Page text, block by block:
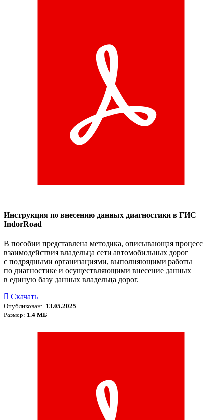
Инструкция по внесению данных диагностики в ГИС
IndorRoad
В пособии представлена методика, описывающая процесс
взаимодействия владельца сети автомобильных дорог
с подрядными организациями, выполняющими работы
по диагностике и осуществляющими внесение данных
в единую базу данных владельца дорог.
Скачать
Опубликован: 13.05.2025
Размер: 1.4 МБ